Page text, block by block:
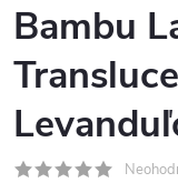
Bambu